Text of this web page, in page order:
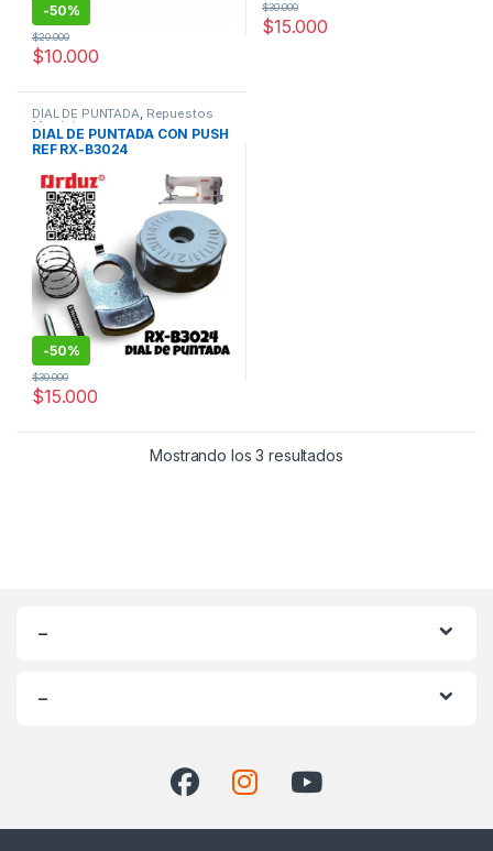
-50%
$10.000
$20.000 $15.000
$30.000
DIAL DE PUNTADA, Repuestos
Mecánicos
DIAL DE PUNTADA CON PUSH
REF RX-B3024
-50%
$15.000
$30.000
Mostrando los 3 resultadosOrdenado por
–
–